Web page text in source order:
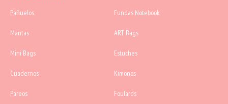
Pañuelos
Fundas Notebook
Mantas ART Bags
Mini Bags Estuches
Cuadernos Kimonos
Pareos Foulards